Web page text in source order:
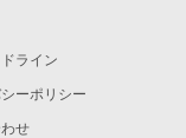
ライン
ーポリシー
せ